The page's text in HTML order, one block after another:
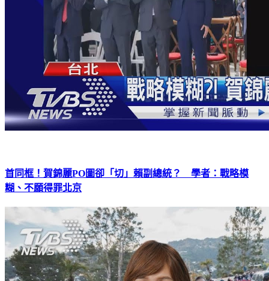
首同框！賀錦麗PO圖卻「切」賴副總統？ 學者：戰略模
糊、不願得罪北京